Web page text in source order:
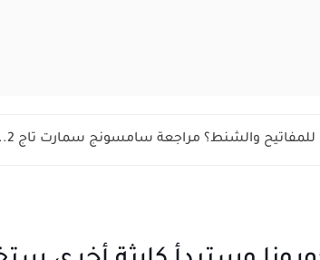
والشنط؟ مراجعة سامسونج سمارت تاج 2...